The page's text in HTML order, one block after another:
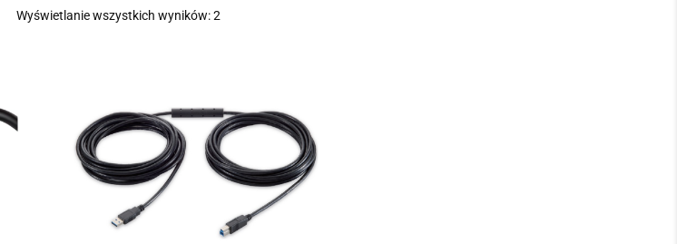
Wyświetlanie wszystkich wyników: 2